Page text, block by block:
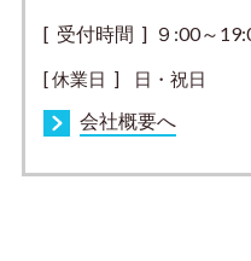
[ 受付時間 ] ９:00～
[ 休業日 ] 日・祝日
会社概要へ